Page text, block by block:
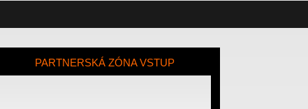
PARTNERSKÁ ZÓNA VSTUP